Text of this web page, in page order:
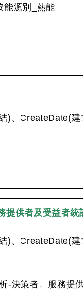
能源別_熱能
)、CreateDate(建
提供者及受益者統
)、CreateDate(建
-決策者、服務提